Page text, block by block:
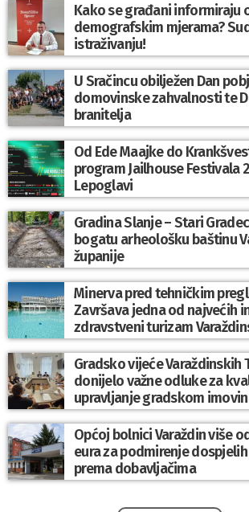
Kako se građani informiraju
demografskim mjerama?
istraživanju!
U Sračincu obilježen Dan
domovinske zahvalnosti te
branitelja
Od Ede Maajke do
program Jailhouse Festivala
Lepoglavi
Gradina Slanje – Stari
bogatu arheološku baštinu
županije
Minerva pred tehničkim
Završava jedna od najvećih
zdravstveni turizam
Gradsko vijeće Varaždinskih
donijelo važne odluke za
upravljanje gradskom
komunalnim sustavom
Općoj bolnici Varaždin više
eura za podmirenje
prema dobavljačima